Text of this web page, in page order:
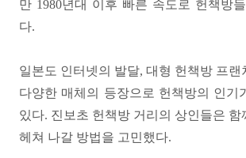
만 1980년대 이후 빠른 속도로 헌책방
다.
일본도 인터넷의 발달, 대형 헌책방 프랜
다양한 매체의 등장으로 헌책방의 인기
있다. 진보초 헌책방 거리의 상인들은 함
헤쳐 나갈 방법을 고민했다.